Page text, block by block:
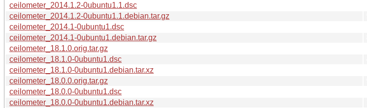
ceilometer_2014.1.2-0ubuntu1.1.dsc
ceilometer_2014.1.2-0ubuntu1.1.debian.tar.gz
ceilometer_2014.1-0ubuntu1.dsc
ceilometer_2014.1-0ubuntu1.debian.tar.gz
ceilometer_18.1.0.orig.tar.gz
ceilometer_18.1.0-0ubuntu1.dsc
ceilometer_18.1.0-0ubuntu1.debian.tar.xz
ceilometer_18.0.0.orig.tar.gz
ceilometer_18.0.0-0ubuntu1.dsc
ceilometer_18.0.0-0ubuntu1.debian.tar.xz